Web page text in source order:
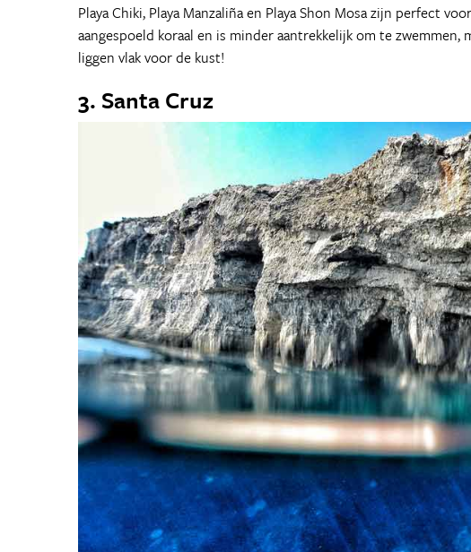
Playa Chiki, Playa Manzaliña en Playa Shon Mosa zijn perfect
aangespoeld koraal en is minder aantrekkelijk om te
liggen vlak voor de kust!
3. Santa Cruz